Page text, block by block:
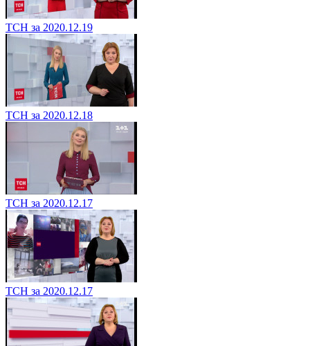
ТСН за 2020.12.19
ТСН за 2020.12.18
ТСН за 2020.12.17
ТСН за 2020.12.17